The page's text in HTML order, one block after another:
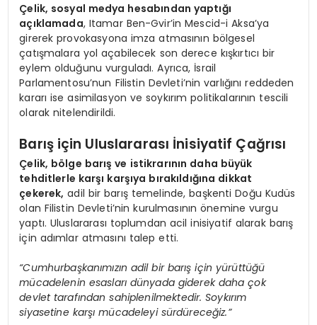
Çelik, sosyal medya hesabından yaptığı
açıklamada, Itamar Ben-Gvir’in Mescid-i Aksa’ya
girerek provokasyona imza atmasının bölgesel
çatışmalara yol açabilecek son derece kışkırtıcı bir
eylem olduğunu vurguladı. Ayrıca, İsrail
Parlamentosu’nun Filistin Devleti’nin varlığını reddeden
kararı ise asimilasyon ve soykırım politikalarının tescili
olarak nitelendirildi.
Barış için Uluslararası İnisiyatif Çağrısı
Çelik, bölge barış ve istikrarının daha büyük
tehditlerle karşı karşıya bırakıldığına dikkat
çekerek, adil bir barış temelinde, başkenti Doğu Kudüs
olan Filistin Devleti’nin kurulmasının önemine vurgu
yaptı. Uluslararası toplumdan acil inisiyatif alarak barış
için adımlar atmasını talep etti.
“Cumhurbaşkanımızın adil bir barış için yürüttüğü
mücadelenin esasları dünyada giderek daha çok
devlet tarafından sahiplenilmektedir. Soykırım
siyasetine karşı mücadeleyi sürdüreceğiz.”